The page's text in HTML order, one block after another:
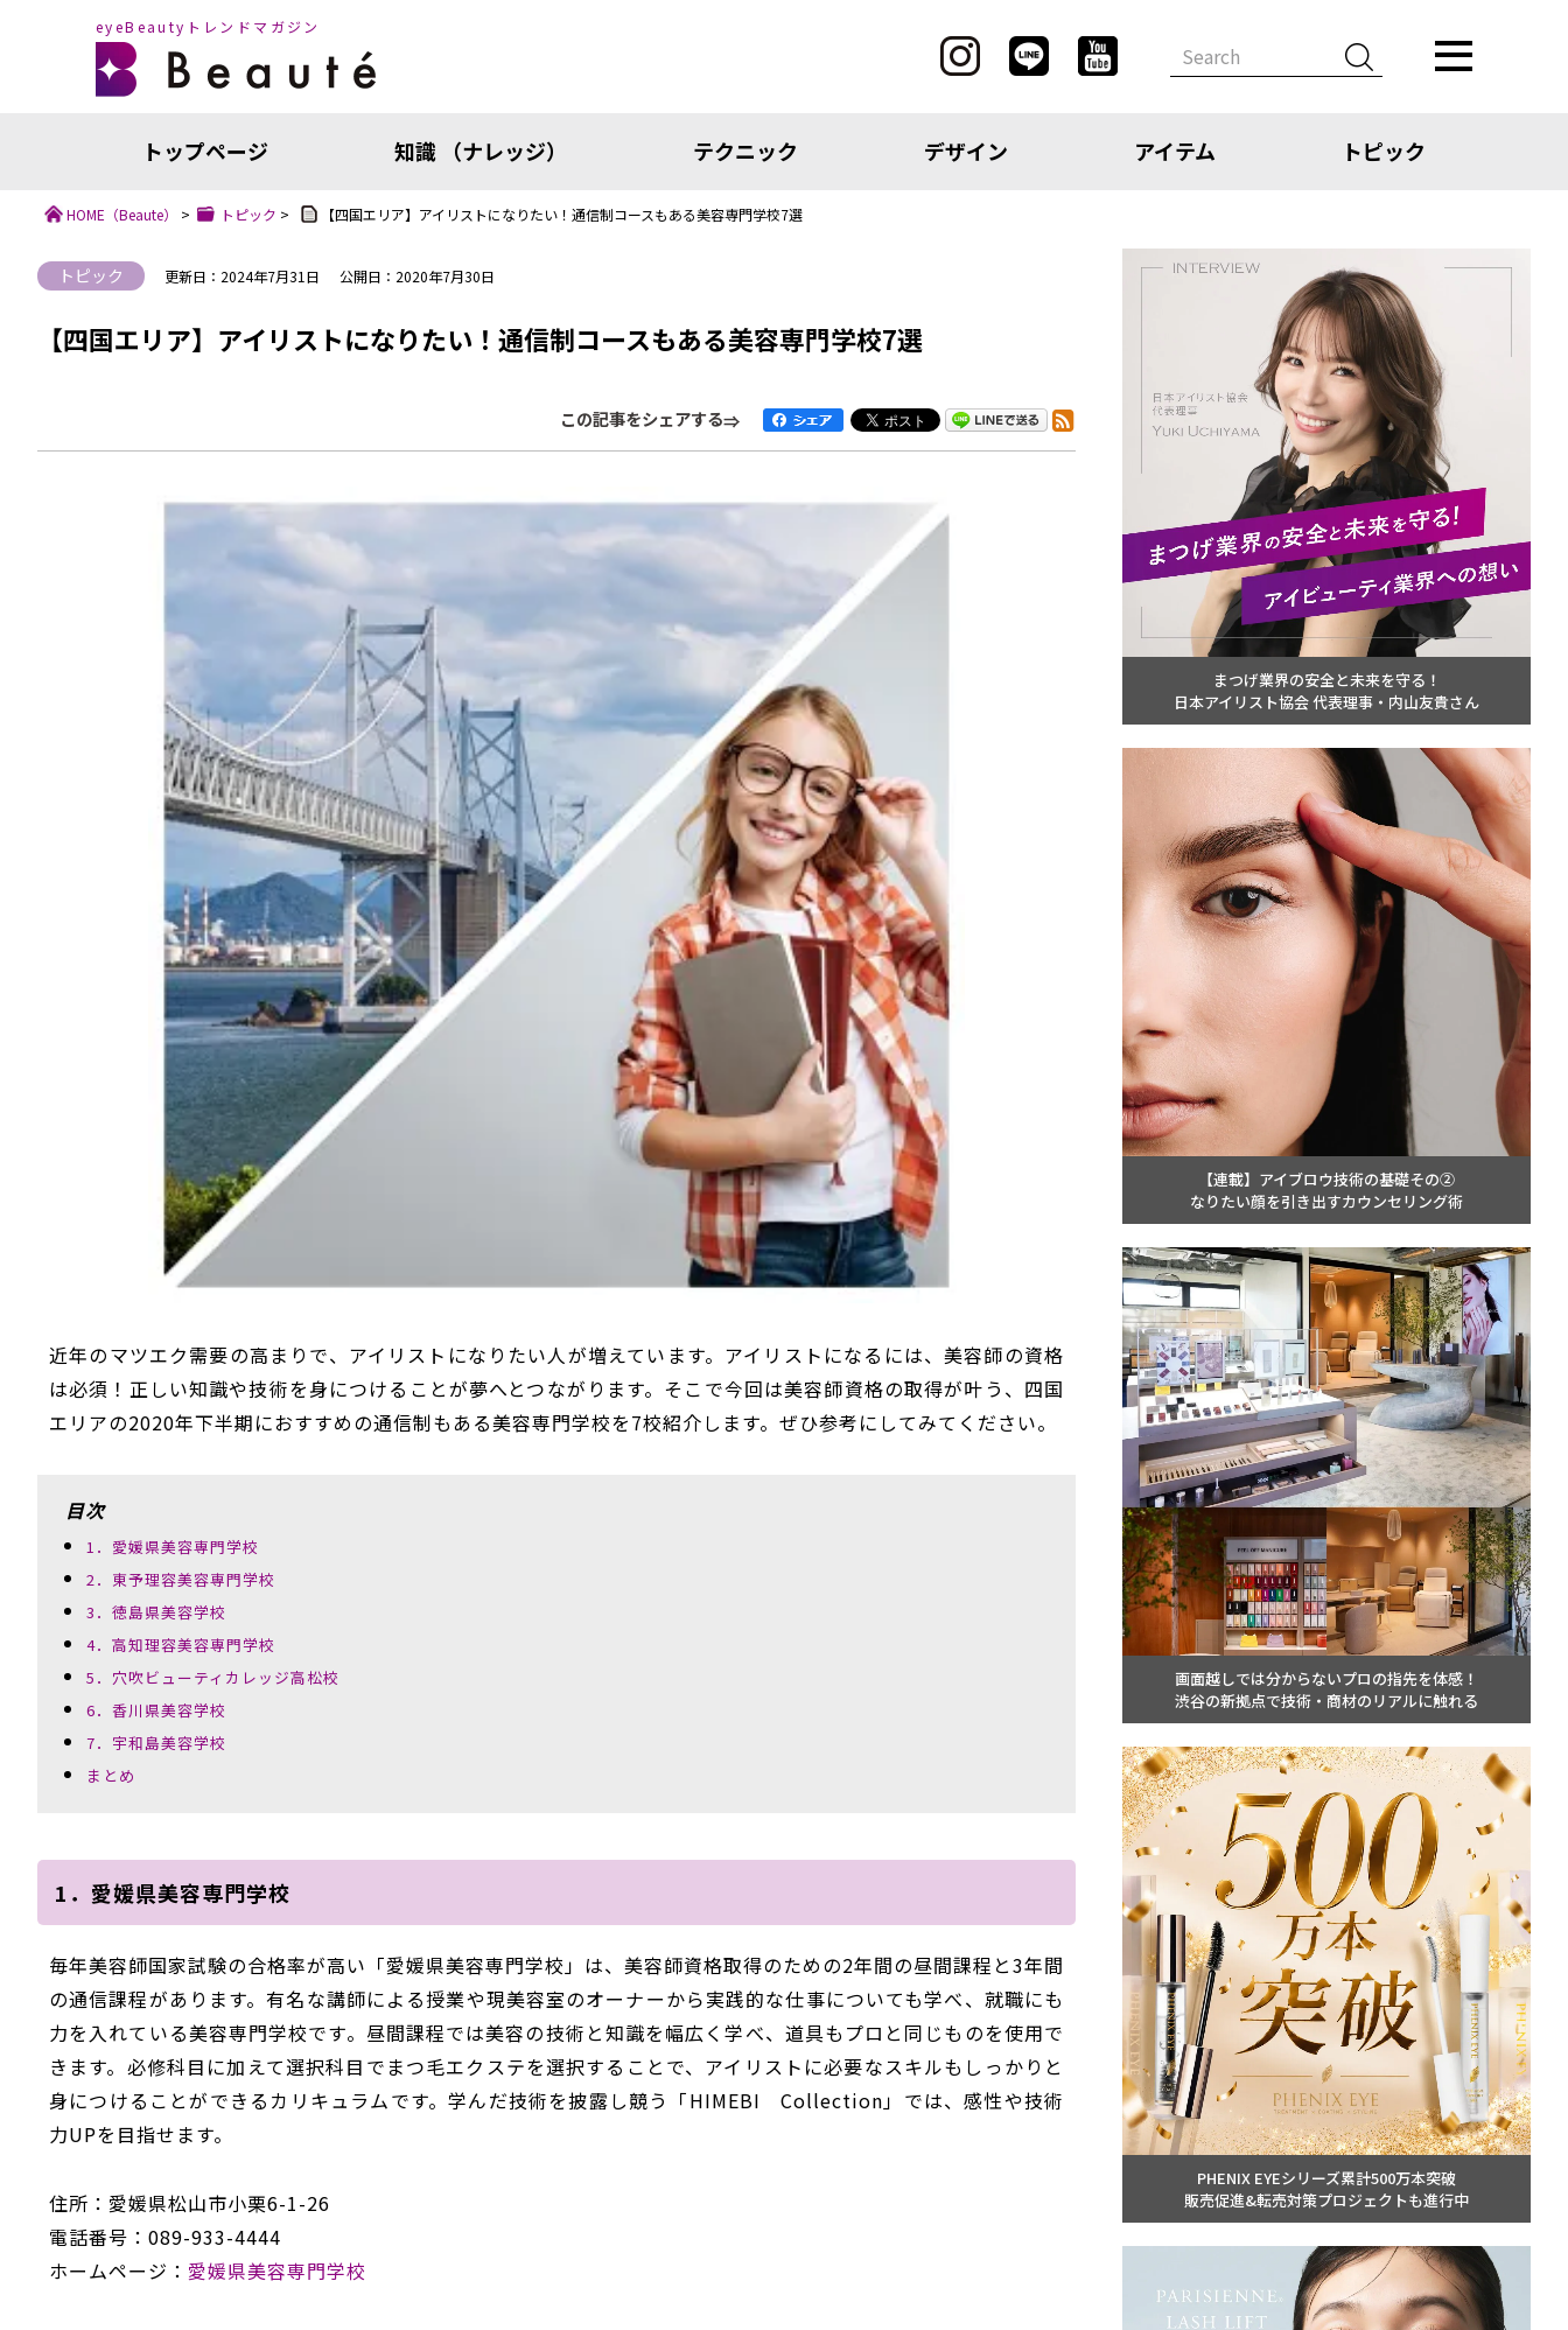
利用規約 プライバシーポリシー
Official Social account
eyeBeautyトレンドマガジン
トップページ 知識 （ナレッジ） テクニック デザイン アイテム トピック
HOME （Beaute） > トピック > 【四国エリア】アイリストになりたい！通信制コースもある美容専門学校7選
トピック 更新日：2024年7月31日 公開日：2020年7月30日
【四国エリア】アイリストになりたい！通信制コースもある美容専門学校7選
この記事をシェアする
近年のマツエク需要の高まりで、アイリストになりたい人が増えています。アイリストになるには、美容師の資格
は必須！正しい知識や技術を身につけることが夢へとつながります。そこで今回は美容師資格の取得が叶う、四国
エリアの2020年下半期におすすめの通信制もある美容専門学校を7校紹介します。ぜひ参考にしてみてください。
目次
1．愛媛県美容専門学校
2．東予理容美容専門学校
3．徳島県美容学校
4．高知理容美容専門学校
5．穴吹ビューティカレッジ高松校
6．香川県美容学校
7．宇和島美容学校
まとめ
1．愛媛県美容専門学校
毎年美容師国家試験の合格率が高い「愛媛県美容専門学校」は、美容師資格取得のための2年間の昼間課程と3年間
の通信課程があります。有名な講師による授業や現美容室のオーナーから実践的な仕事についても学べ、就職にも
力を入れている美容専門学校です。昼間課程では美容の技術と知識を幅広く学べ、道具もプロと同じものを使用で
きます。必修科目に加えて選択科目でまつ毛エクステを選択することで、アイリストに必要なスキルもしっかりと
身につけることができるカリキュラムです。学んだ技術を披露し競う「HIMEBI Collection」では、感性や技術
力UPを目指せます。
住所：愛媛県松山市小栗6-1-26
電話番号：089-933-4444
ホームページ： 愛媛県美容専門学校
まつげ業界の安全と未来を守る！
日本アイリスト協会 代表理事・内山友貴さん
【連載】アイブロウ技術の基礎その②
なりたい顔を引き出すカウンセリング術
画面越しでは分からないプロの指先を体感！
渋谷の新拠点で技術・商材のリアルに触れる
PHENIX EYEシリーズ累計500万本突破
販売促進&転売対策プロジェクトも進行中